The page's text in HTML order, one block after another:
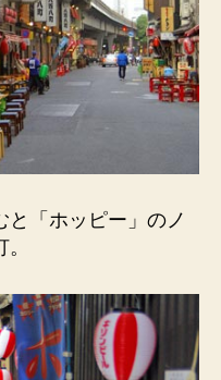
と「ホッピー」のノ